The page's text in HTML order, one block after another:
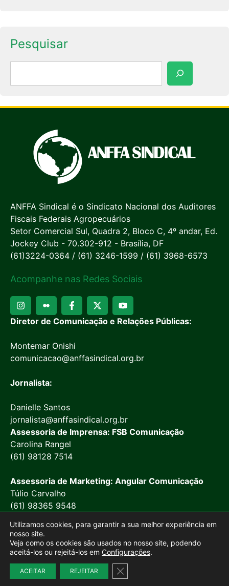
Pesquisar
ANFFA Sindical é o Sindicato Nacional dos Auditores
Fiscais Federais Agropecuários
Setor Comercial Sul, Quadra 2, Bloco C, 4º andar, Ed.
Jockey Club - 70.302-912 - Brasília, DF
(61)3224-0364 / (61) 3246-1599 / (61) 3968-6573
Acompanhe nas Redes Sociais
Diretor de Comunicação e Relações Públicas:
Montemar Onishi
comunicacao@anffasindical.org.br
Jornalista:
Danielle Santos
jornalista@anffasindical.org.br
Assessoria de Imprensa: FSB Comunicação
Carolina Rangel
(61) 98128 7514
Assessoria de Marketing: Angular Comunicação
Túlio Carvalho
(61) 98365 9548
Site desenvolvido porMarketing Objetivo
Utilizamos cookies, para garantir a sua melhor experiência em
nosso site.
Veja como os cookies são usados no nosso site, podendo
aceitá-los ou rejeitá-los em Configurações.
ACEITAR REJEITAR Close GDPR Cookie Banner